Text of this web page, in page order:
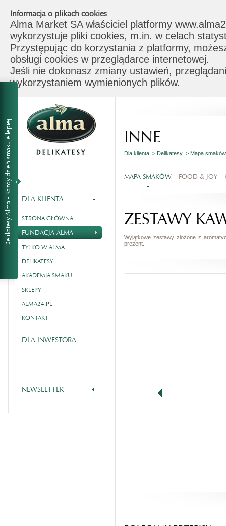
Informacja o plikach cookies
Alma Market SA właściciel platformy
wykorzystuje pliki cookies, m.in. w celach
Przystępując do korzystania z platformy,
obsługi cookies w przeglądarce internetowej.
Jeśli nie dokonasz zmiany ustawień,
wykorzystaniem wymienionych plików.
DLA KLIENTA
STRONA GŁÓWNA
FUNDACJA ALMA
TYLKO W ALMA
DELIKATESY
AKADEMIA SMAKU
SKLEPY
ALMA24.PL
KONTAKT
DLA INWESTORA
NEWSLETTER
INNE
Dla klienta > Delikatesy > Mapa
MAPA SMAKÓW FOOD & JOY
ZESTAWY
Wyjątkowe zestawy złożone z
prezent.